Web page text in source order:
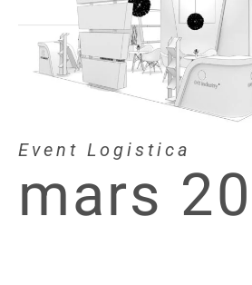
Event Logistica
mars